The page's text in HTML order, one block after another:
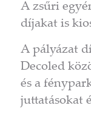
A zsűri
díjakat is
A pályázat
Decoled
és a
juttatásokat